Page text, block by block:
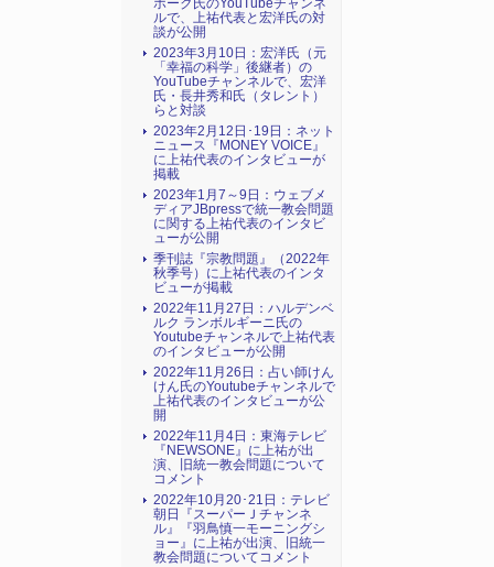
ホーク氏のYouTubeチャンネ
ルで、上祐代表と宏洋氏の対
談が公開
2023年3月10日：宏洋氏（元
「幸福の科学」後継者）の
YouTubeチャンネルで、宏洋
氏・長井秀和氏（タレント）
らと対談
2023年2月12日･19日：ネット
ニュース『MONEY VOICE』
に上祐代表のインタビューが
掲載
2023年1月7～9日：ウェブメ
ディアJBpressで統一教会問題
に関する上祐代表のインタビ
ューが公開
季刊誌『宗教問題』（2022年
秋季号）に上祐代表のインタ
ビューが掲載
2022年11月27日：ハルデンベ
ルク ランボルギーニ氏の
Youtubeチャンネルで上祐代表
のインタビューが公開
2022年11月26日：占い師けん
けん氏のYoutubeチャンネルで
上祐代表のインタビューが公
開
2022年11月4日：東海テレビ
『NEWSONE』に上祐が出
演、旧統一教会問題について
コメント
2022年10月20･21日：テレビ
朝日『スーパーＪチャンネ
ル』『羽鳥慎一モーニングシ
ョー』に上祐が出演、旧統一
教会問題についてコメント